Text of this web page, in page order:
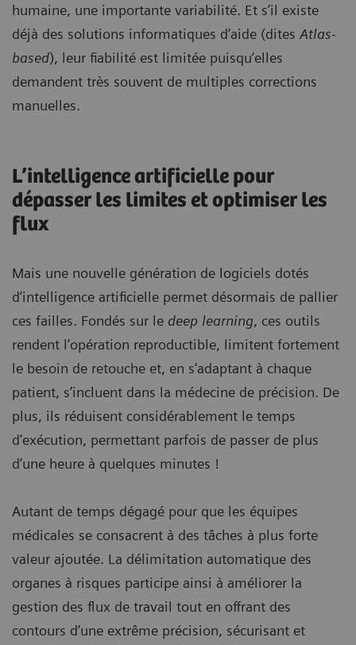
humaine, une importante variabilité. Et s’il existe
déjà des solutions informatiques d’aide (dites Atlas-
based), leur fiabilité est limitée puisqu’elles
demandent très souvent de multiples corrections
manuelles.
L’intelligence artificielle pour
dépasser les limites et optimiser les
flux
Mais une nouvelle génération de logiciels dotés
d’intelligence artificielle permet désormais de pallier
ces failles. Fondés sur le deep learning, ces outils
rendent l’opération reproductible, limitent fortement
le besoin de retouche et, en s’adaptant à chaque
patient, s’incluent dans la médecine de précision. De
plus, ils réduisent considérablement le temps
d’exécution, permettant parfois de passer de plus
d’une heure à quelques minutes !
Autant de temps dégagé pour que les équipes
médicales se consacrent à des tâches à plus forte
valeur ajoutée. La délimitation automatique des
organes à risques participe ainsi à améliorer la
gestion des flux de travail tout en offrant des
contours d’une extrême précision, sécurisant et